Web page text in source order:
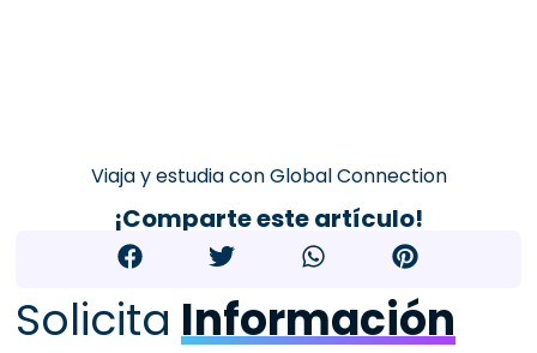
Viaja y estudia con Global Connection
¡Comparte este artículo!
Solicita Información